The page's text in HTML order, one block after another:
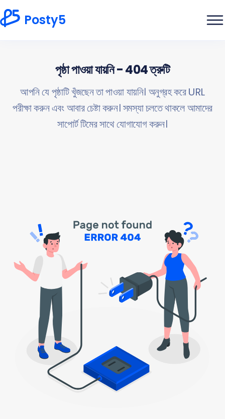
Posty5
পৃষ্ঠা পাওয়া যায়নি - 404 ত্রুটি
আপনি যে পৃষ্ঠাটি খুঁজছেন তা পাওয়া যায়নি। অনুগ্রহ করে URL
পরীক্ষা করুন এবং আবার চেষ্টা করুন। সমস্যা চলতে থাকলে আমাদের
সাপোর্ট টিমের সাথে যোগাযোগ করুন।